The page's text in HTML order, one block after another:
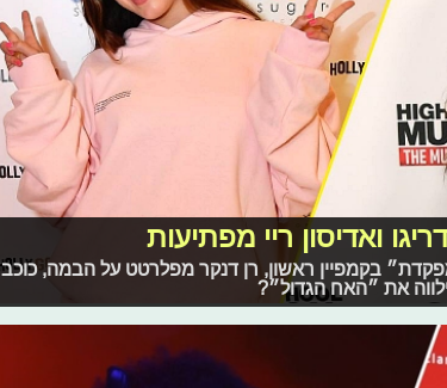
ואדיסון ריי מפתיעות
בקמפיין ראשון, רן דנקר מפלרטט על הבמה, כוכב
את ״האח הגדול״?